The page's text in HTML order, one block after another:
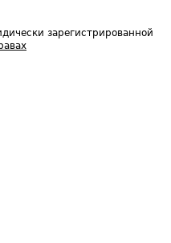
зарегистрированной